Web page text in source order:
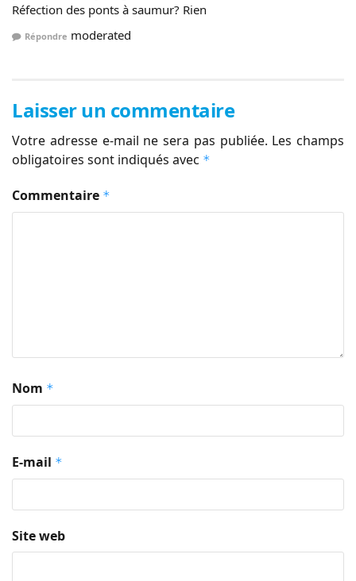
Réfection des ponts à saumur? Rien
Répondre moderated
Laisser un commentaire
Votre adresse e-mail ne sera pas publiée. Les champs
obligatoires sont indiqués avec *
Commentaire *
Nom *
E-mail *
Site web